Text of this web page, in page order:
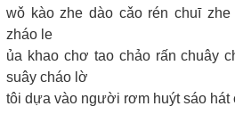
wǒ kào zhe dào cǎo rén chuī
zháo le
ủa khao chơ tao chảo rấn chuây
suây cháo lờ
tôi dựa vào người rơm huýt sáo hát